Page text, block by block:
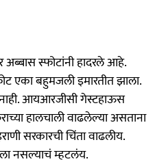
स्फोटांनी हादरले आहे.
एका बहुमजली इमारतीत झाला.
आयआरजीसी गेस्टहाऊस
हालचाली वाढलेल्या असताना
सरकारची चिंता वाढलीय.
नसल्याचं म्हटलंय.